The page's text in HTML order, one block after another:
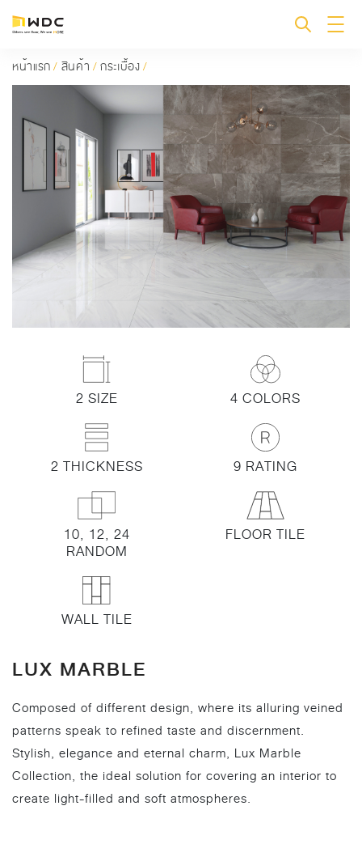
หน้าแรก/ สินค้า /กระเบื้อง/
2 SIZE 4 COLORS
2 THICKNESS 9 RATING
10, 12, 24
RANDOM
FLOOR TILE
WALL TILE
LUX MARBLE
Composed of different design, where its alluring veined
patterns speak to refined taste and discernment.
Stylish, elegance and eternal charm, Lux Marble
Collection, the ideal solution for covering an interior to
create light-filled and soft atmospheres.